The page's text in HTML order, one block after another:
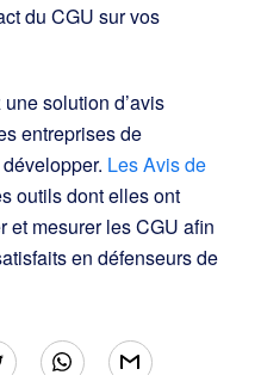
du CGU sur vos
solution d’avis
entreprises de
Les Avis de
outils dont elles ont
et mesurer les CGU afin
en défenseurs de